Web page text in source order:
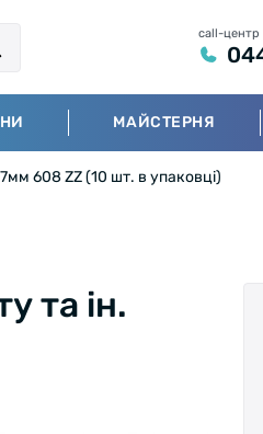
call-центр
МАЙСТЕРНЯ
608 ZZ (10 шт. в упаковці)
та ін.